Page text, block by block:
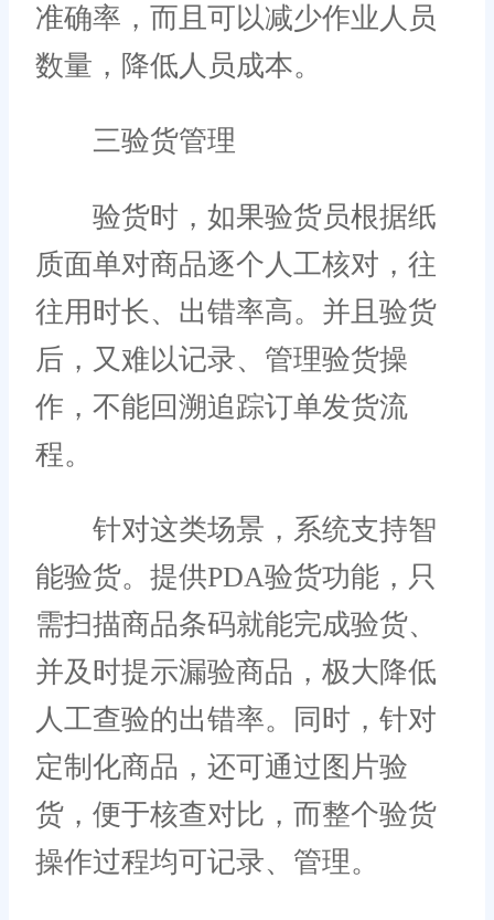
准确率，而且可以减少作业人员
数量，降低人员成本。
三验货管理
验货时，如果验货员根据纸
质面单对商品逐个人工核对，往
往用时长、出错率高。并且验货
后，又难以记录、管理验货操
作，不能回溯追踪订单发货流
程。
针对这类场景，系统支持智
能验货。提供PDA验货功能，只
需扫描商品条码就能完成验货、
并及时提示漏验商品，极大降低
人工查验的出错率。同时，针对
定制化商品，还可通过图片验
货，便于核查对比，而整个验货
操作过程均可记录、管理。